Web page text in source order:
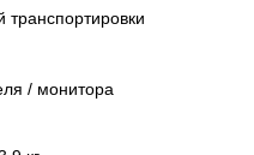
/ монитора